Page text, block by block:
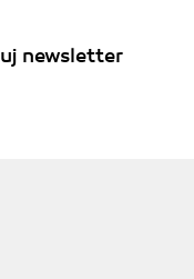
newsletter